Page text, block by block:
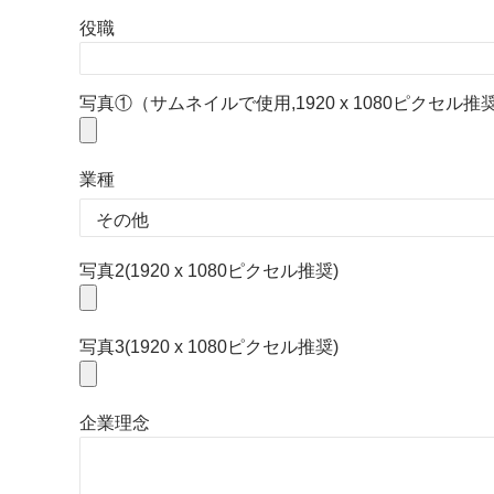
役職
写真①（サムネイルで使用,1920 x 1080ピクセル推
業種
写真2(1920 x 1080ピクセル推奨)
写真3(1920 x 1080ピクセル推奨)
企業理念